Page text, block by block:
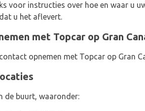
voor instructies over hoe en waar u
u het aflevert.
met Topcar op Gran
opnemen met Topcar op Gran
de buurt, waaronder: